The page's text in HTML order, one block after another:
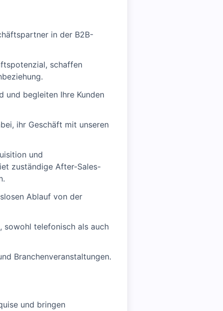
in der B2B-
schaffen
und begleiten Ihre Kunden
ihr Geschäft mit unseren
und
zuständige After-Sales-
Ablauf von der
sowohl telefonisch als auch
Branchenveranstaltungen.
und bringen